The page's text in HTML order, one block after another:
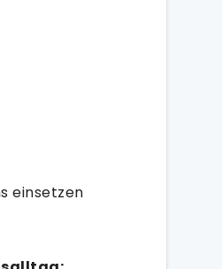
einsetzen